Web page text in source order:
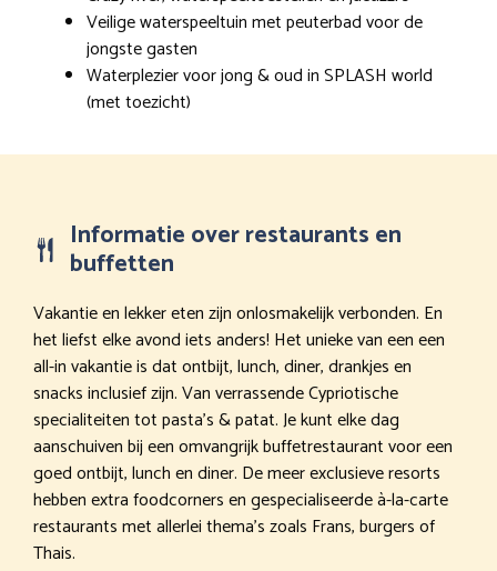
Veilige waterspeeltuin met peuterbad voor de
jongste gasten
Waterplezier voor jong & oud in SPLASH world
(met toezicht)
Informatie over restaurants en
buffetten
Vakantie en lekker eten zijn onlosmakelijk verbonden. En
het liefst elke avond iets anders! Het unieke van een een
all-in vakantie is dat ontbijt, lunch, diner, drankjes en
snacks inclusief zijn. Van verrassende Cypriotische
specialiteiten tot pasta’s & patat. Je kunt elke dag
aanschuiven bij een omvangrijk buffetrestaurant voor een
goed ontbijt, lunch en diner. De meer exclusieve resorts
hebben extra foodcorners en gespecialiseerde à-la-carte
restaurants met allerlei thema’s zoals Frans, burgers of
Thais.